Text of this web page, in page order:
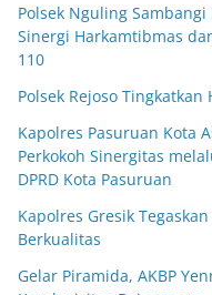
Polsek Nguling
Sinergi Harkamtibmas
110
Polsek Rejoso
Kapolres Pasuruan Kota
Perkokoh Sinergitas
DPRD Kota Pasuruan
Kapolres Gresik
Berkualitas
Gelar Piramida, AKBP